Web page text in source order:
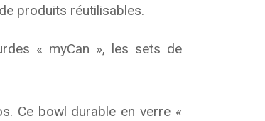
produits réutilisables.
« myCan », les sets de
Ce bowl durable en verre «